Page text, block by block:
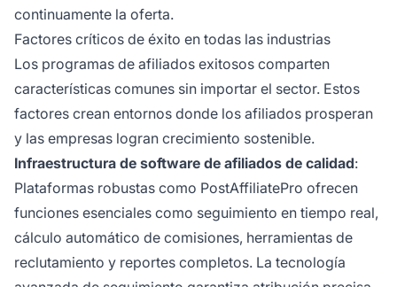
continuamente la oferta.
Factores críticos de éxito en todas las industrias
Los programas de afiliados exitosos comparten
características comunes sin importar el sector. Estos
factores crean entornos donde los afiliados prosperan
y las empresas logran crecimiento sostenible.
Infraestructura de software de afiliados de calidad:
Plataformas robustas como PostAffiliatePro ofrecen
funciones esenciales como seguimiento en tiempo real,
cálculo automático de comisiones, herramientas de
reclutamiento y reportes completos. La tecnología